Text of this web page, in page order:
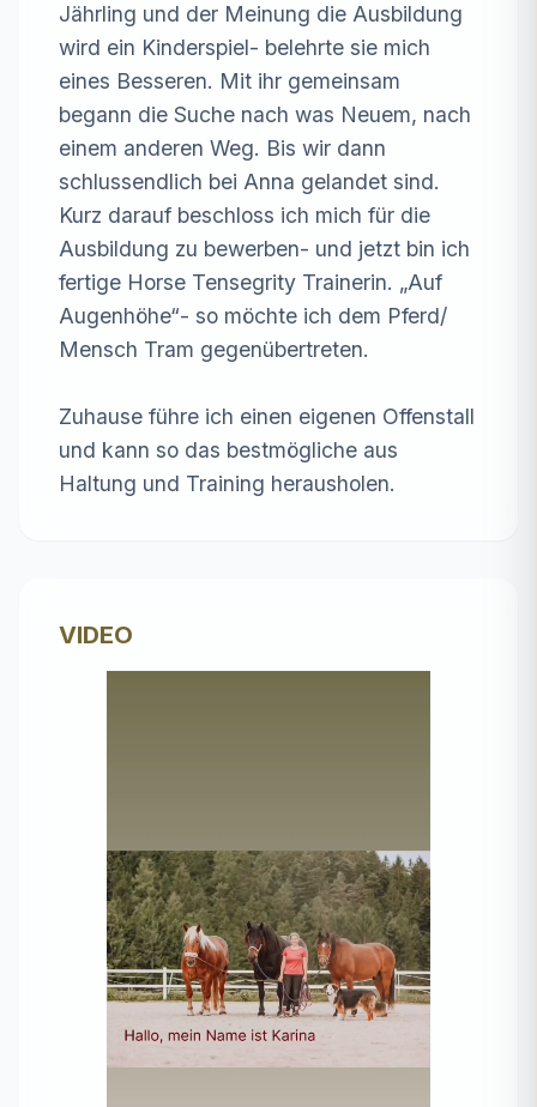
Jährling und der Meinung die Ausbildung
wird ein Kinderspiel- belehrte sie mich
eines Besseren. Mit ihr gemeinsam
begann die Suche nach was Neuem, nach
einem anderen Weg. Bis wir dann
schlussendlich bei Anna gelandet sind.
Kurz darauf beschloss ich mich für die
Ausbildung zu bewerben- und jetzt bin ich
fertige Horse Tensegrity Trainerin. „Auf
Augenhöhe“- so möchte ich dem Pferd/
Mensch Tram gegenübertreten.
Zuhause führe ich einen eigenen Offenstall
und kann so das bestmögliche aus
Haltung und Training herausholen.
VIDEO